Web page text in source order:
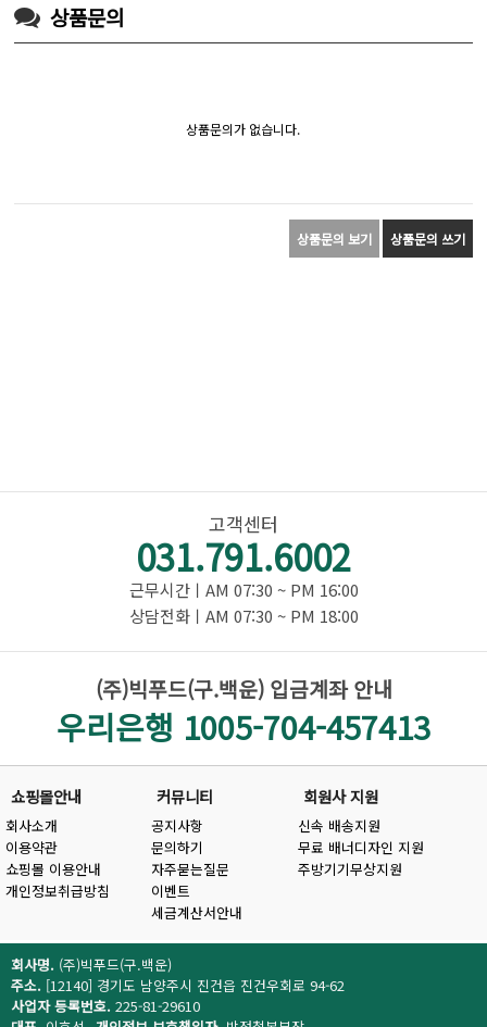
상품문의
상품문의가 없습니다.
상품문의 보기 상품문의 쓰기
고객센터
031.791.6002
근무시간ㅣAM 07:30 ~ PM 16:00
상담전화ㅣAM 07:30 ~ PM 18:00
(주)빅푸드(구.백운) 입금계좌 안내
우리은행 1005-704-457413
쇼핑몰안내
회사소개
이용약관
쇼핑몰 이용안내
개인정보취급방침
커뮤니티
공지사항
문의하기
자주묻는질문
이벤트
세금계산서안내
회원사 지원
신속 배송지원
무료 배너디자인 지원
주방기기무상지원
회사명. (주)빅푸드(구.백운)
주소. [12140] 경기도 남양주시 진건읍 진건우회로 94-62
사업자 등록번호. 225-81-29610